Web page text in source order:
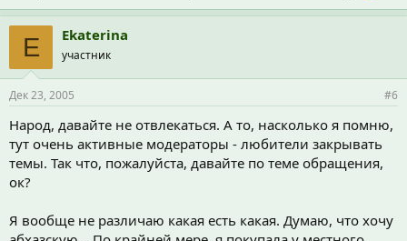
E Ekaterina
участник
Дек 23, 2005 #6
Народ, давайте не отвлекаться. А то, насколько я помню,
тут очень активные модераторы - любители закрывать
темы. Так что, пожалуйста, давайте по теме обращения,
ок?
Я вообще не различаю какая есть какая. Думаю, что хочу